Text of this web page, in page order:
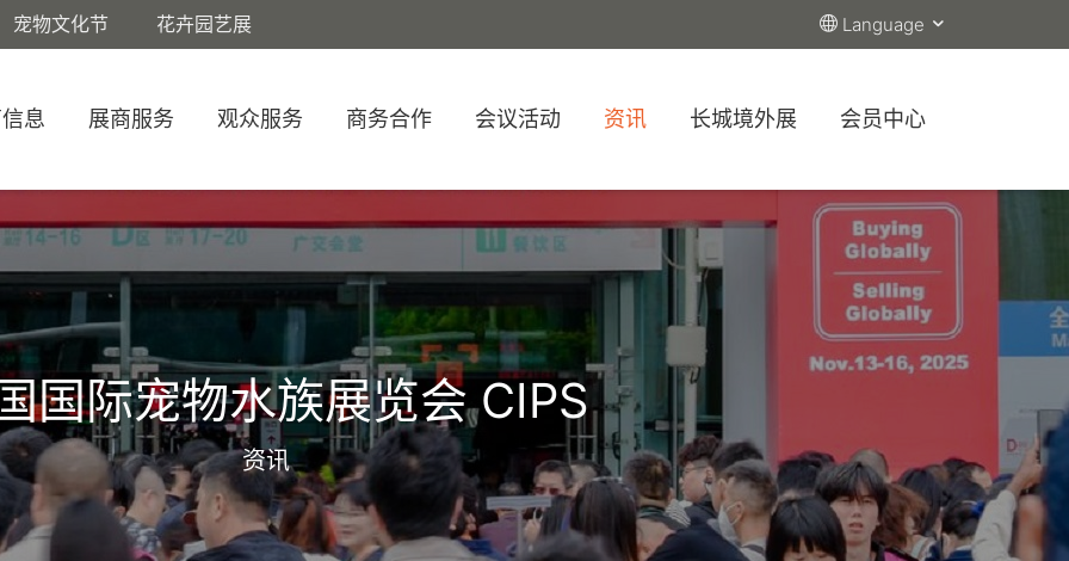
Language
宠物文化节 花卉园艺展
息 展商服务 观众服务 商务合作 会议活动 资讯 长城境外展 会员中心
国际宠物水族展览会 CIPS
资讯